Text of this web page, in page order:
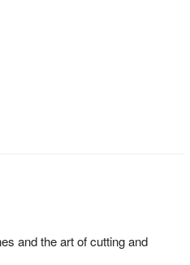
and the art of cutting and